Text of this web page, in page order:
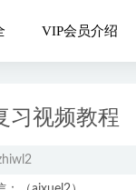
VIP会员介绍
习视频教程